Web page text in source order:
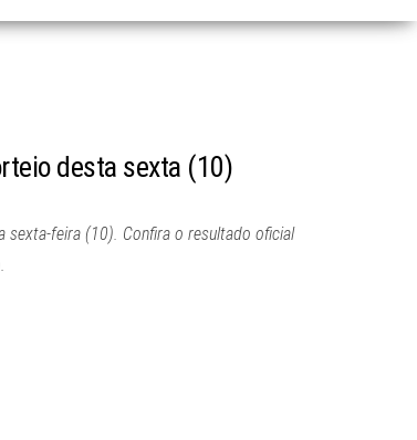
desta sexta (10)
feira (10). Confira o resultado oficial